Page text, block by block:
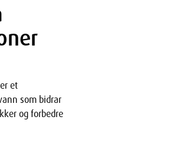
et
som bidrar
og forbedre